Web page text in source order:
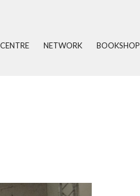
NETWORK BOOKSHOP